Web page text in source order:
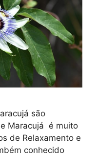
são
Maracujá é muito
de Relaxamento e
conhecido